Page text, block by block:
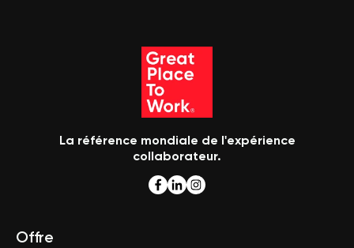
La référence mondiale de l'expérience
collaborateur.
Offre